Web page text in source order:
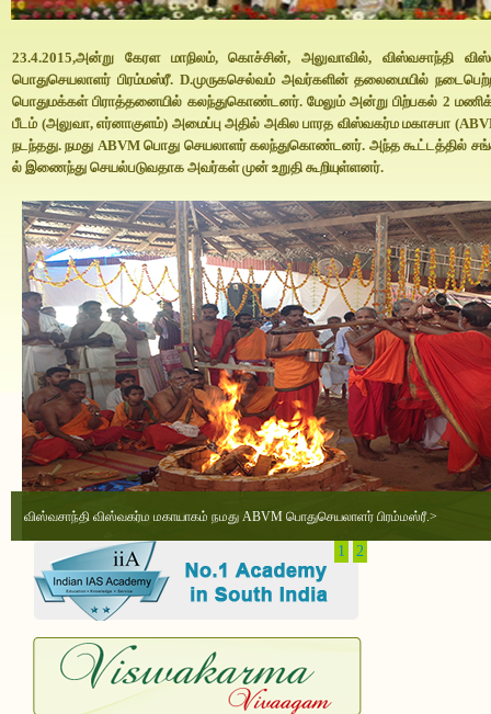
23.4.2015,அன்று கேரள மாநிலம், கொச்சின், அலுவாவில், விஸ்வசாந்தி
பொதுசெயலாளர் பிரம்மஸ்ரீ. D.முருகசெல்வம் அவர்களின் தலைமையில்
பொதுமக்கள் பிராத்தனையில் கலந்துகொண்டனர். மேலும் அன்று பிற்பகல் 2
பீடம் (அலுவா, எர்னாகுளம்) அமைப்பு அதில் அகில பாரத விஸ்வகர்ம மகாசபா
நடந்தது. நமது ABVM பொது செயலாளர் கலந்துகொண்டனர். அந்த கூட்டத்தில்
ல் இணைந்து செயல்படுவதாக அவர்கள் முன் உறுதி கூறியுள்ளனர்.
பெயர் : SKF அவார்ட் தேதி : 19.04.2015 இடம் : மூட்பிடிரி அவார்ட் : சிறந்த
விஸ்வசாந்தி விஸ்வகர்ம மகாயாகம் நமது ABVM பொதுசெயலாளர் பிரம்மஸ்ரீ.>
1 2